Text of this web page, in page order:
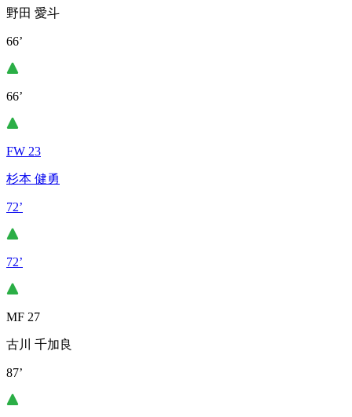
野田 愛斗
66’
66’
FW 23
杉本 健勇
72’
72’
MF 27
古川 千加良
87’